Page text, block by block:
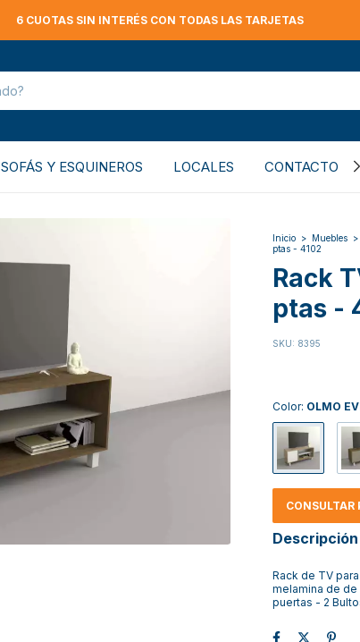
6 CUOTAS SIN INTERÉS CON TODAS LAS TARJETAS
SOFÁS Y ESQUINEROS LOCALES CONTACTO
Inicio > Muebles >
ptas - 4102
Rack
ptas -
SKU: 8395
Color: OLMO
CONSULTAR
Descripción
Rack de TV
melamina de de
puertas - 2